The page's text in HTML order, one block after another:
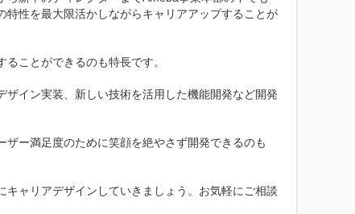
性を最大限活かしながらキャリアアップすることが
ことができるのも特長です。
イン実装、新しい技術を活用した機能開発など開発
ー満足度のために笑顔を絶やさず開発できるのも
ャリアデザインしていきましょう。お気軽にご相談